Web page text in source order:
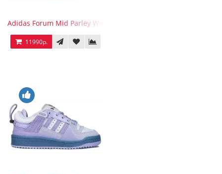
Adidas Forum Mid Parley Wonder White
11990р.